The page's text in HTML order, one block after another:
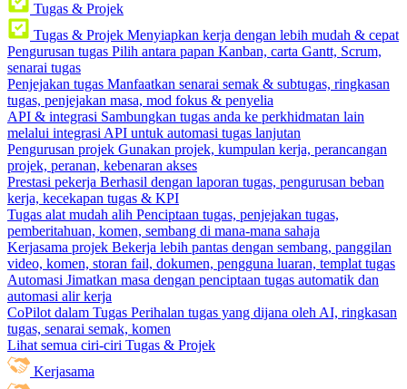
Tugas & Projek
Tugas & Projek Menyiapkan kerja dengan lebih mudah & cepat
Pengurusan tugas Pilih antara papan Kanban, carta Gantt, Scrum,
senarai tugas
Penjejakan tugas Manfaatkan senarai semak & subtugas, ringkasan
tugas, penjejakan masa, mod fokus & penyelia
API & integrasi Sambungkan tugas anda ke perkhidmatan lain
melalui integrasi API untuk automasi tugas lanjutan
Pengurusan projek Gunakan projek, kumpulan kerja, perancangan
projek, peranan, kebenaran akses
Prestasi pekerja Berhasil dengan laporan tugas, pengurusan beban
kerja, kecekapan tugas & KPI
Tugas alat mudah alih Penciptaan tugas, penjejakan tugas,
pemberitahuan, komen, sembang di mana-mana sahaja
Kerjasama projek Bekerja lebih pantas dengan sembang, panggilan
video, komen, storan fail, dokumen, pengguna luaran, templat tugas
Automasi Jimatkan masa dengan penciptaan tugas automatik dan
automasi alir kerja
CoPilot dalam Tugas Perihalan tugas yang dijana oleh AI, ringkasan
tugas, senarai semak, komen
Lihat semua ciri-ciri Tugas & Projek
Kerjasama